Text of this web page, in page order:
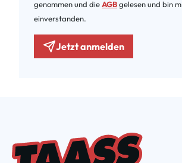
genommen und dieAGBgelesen und bin
einverstanden.
Jetzt anmelden